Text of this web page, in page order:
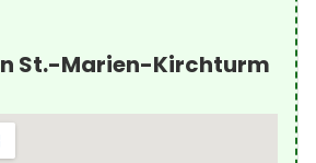
St.-Marien-Kirchturm